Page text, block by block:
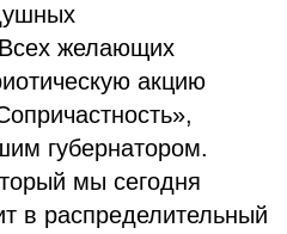
желающих
акцию
губернатором.
мы сегодня
в распределительный